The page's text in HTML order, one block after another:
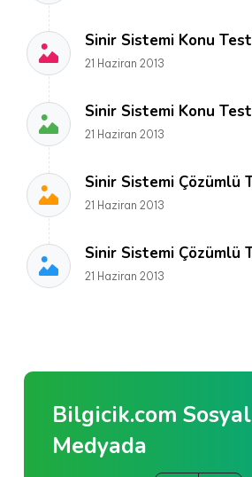
Sinir Sistemi Konu
21 Haziran 2013
Sinir Sistemi Konu
21 Haziran 2013
Sinir Sistemi Çözümlü
21 Haziran 2013
Sinir Sistemi Çözümlü
21 Haziran 2013
Bilgicik.com Sosyal
Medyada